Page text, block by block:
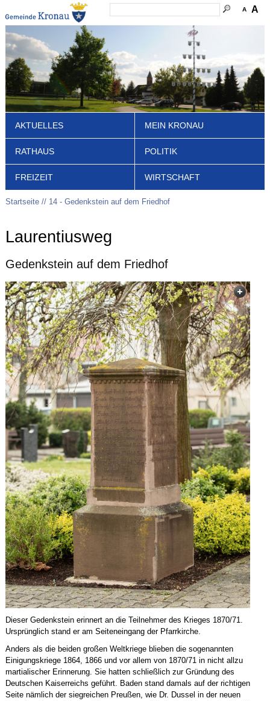
A A
AKTUELLES MEIN KRONAU
RATHAUS POLITIK
FREIZEIT WIRTSCHAFT
Startseite 14 - Gedenkstein auf dem Friedhof
Laurentiusweg
Gedenkstein auf dem Friedhof
Dieser Gedenkstein erinnert an die Teilnehmer des Krieges 1870/71.
Ursprünglich stand er am Seiteneingang der Pfarrkirche.
Anders als die beiden großen Weltkriege blieben die sogenannten
Einigungskriege 1864, 1866 und vor allem von 1870/71 in nicht allzu
martialischer Erinnerung. Sie hatten schließlich zur Gründung des
Deutschen Kaiserreichs geführt. Baden stand damals auf der richtigen
Seite nämlich der siegreichen Preußen, wie Dr. Dussel in der neuen